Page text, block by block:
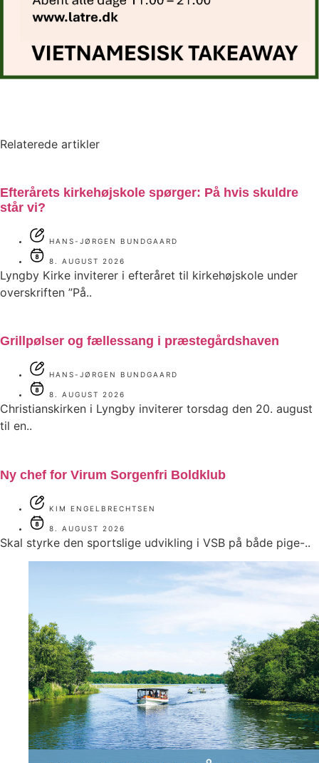
Relaterede artikler
Efterårets kirkehøjskole spørger: På hvis skuldre
står vi?
HANS-JØRGEN BUNDGAARD
8. AUGUST 2026
Lyngby Kirke inviterer i efteråret til kirkehøjskole under
overskriften ”På..
Grillpølser og fællessang i præstegårdshaven
HANS-JØRGEN BUNDGAARD
8. AUGUST 2026
Christianskirken i Lyngby inviterer torsdag den 20. august
til en..
Ny chef for Virum Sorgenfri Boldklub
KIM ENGELBRECHTSEN
8. AUGUST 2026
Skal styrke den sportslige udvikling i VSB på både pige-..